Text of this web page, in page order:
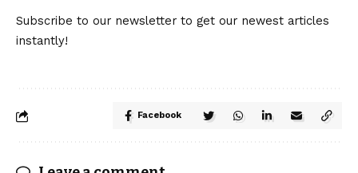
Subscribe to our newsletter to get our newest articles
instantly!
Facebook